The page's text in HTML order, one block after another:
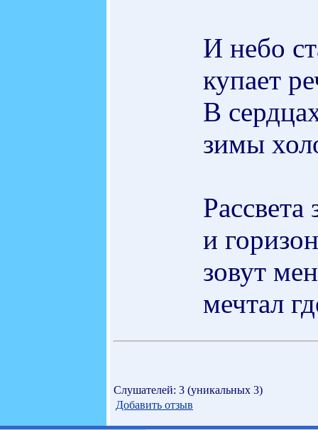
И небо
купает
В
зимы
Рассвета
и
зовут
мечтал
Слушателей: 3 (уникальных 3)
Добавить отзыв